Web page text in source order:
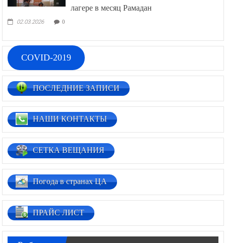
лагере в месяц Рамадан
02.03.2026 0
COVID-2019
ПОСЛЕДНИЕ ЗАПИСИ
НАШИ КОНТАКТЫ
СЕТКА ВЕЩАНИЯ
Погода в странах ЦА
ПРАЙС ЛИСТ